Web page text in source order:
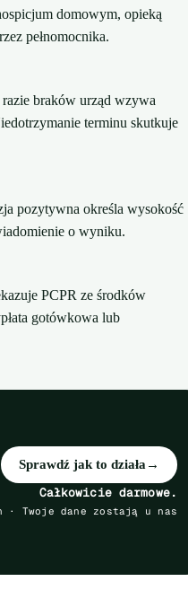
domowym, opieką
pełnomocnika.
braków urząd wzywa
terminu skutkuje
pozytywna określa wysokość
o wyniku.
PCPR ze środków
gotówkowa lub
Sprawdź jak to działa →
Całkowicie darmowe.
· Twoje dane zostają u nas